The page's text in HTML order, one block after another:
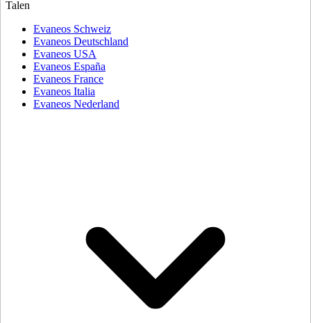
Talen
Evaneos Schweiz
Evaneos Deutschland
Evaneos USA
Evaneos España
Evaneos France
Evaneos Italia
Evaneos Nederland